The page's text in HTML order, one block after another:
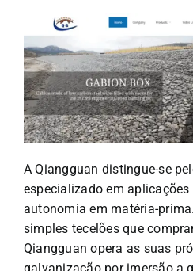
A Qiangguan distingue-se
especializado em aplicações
autonomia em matéria-
simples tecelões que
Qiangguan opera as suas